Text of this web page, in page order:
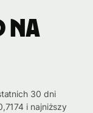
na
30 dni
i najniższy